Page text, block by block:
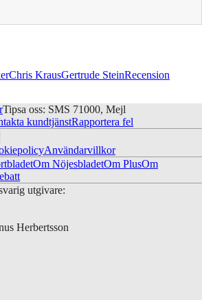
Chris KrausGertrude SteinRecension
Tipsa oss: SMS 71000, Mejl
kundtjänstRapportera fel
Användarvillkor
Om NöjesbladetOm PlusOm
utgivare:
Herbertsson